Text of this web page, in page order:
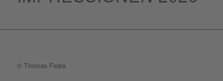
© Thomas Fedra